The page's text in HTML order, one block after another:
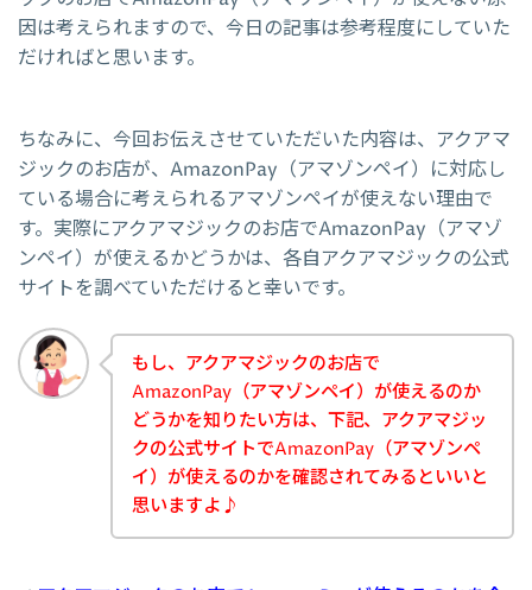
因は考えられますので、今日の記事は参考程度にしていた
だければと思います。
ちなみに、今回お伝えさせていただいた内容は、アクアマ
ジックのお店が、AmazonPay（アマゾンペイ）に対応し
ている場合に考えられるアマゾンペイが使えない理由で
す。実際にアクアマジックのお店でAmazonPay（アマゾ
ンペイ）が使えるかどうかは、各自アクアマジックの公式
サイトを調べていただけると幸いです。
もし、アクアマジックのお店で
AmazonPay（アマゾンペイ）が使えるのか
どうかを知りたい方は、下記、アクアマジッ
クの公式サイトでAmazonPay（アマゾンペ
イ）が使えるのかを確認されてみるといいと
思いますよ♪